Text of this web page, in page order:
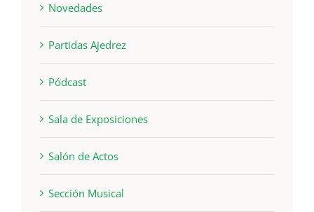
Novedades
Partidas Ajedrez
Pódcast
Sala de Exposiciones
Salón de Actos
Sección Musical